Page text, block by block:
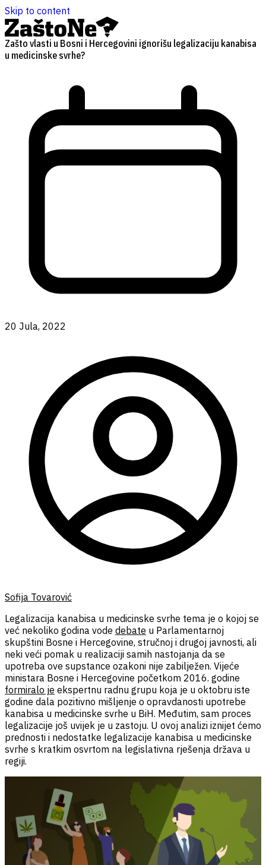
Skip to content
Zašto vlasti u Bosni i Hercegovini ignorišu legalizaciju kanabisa
u medicinske svrhe?
20 Jula, 2022
Sofija Tovarović
Legalizacija kanabisa u medicinske svrhe tema je o kojoj se
već nekoliko godina vode debate u Parlamentarnoj
skupštini Bosne i Hercegovine, stručnoj i drugoj javnosti, ali
neki veći pomak u realizaciji samih nastojanja da se
upotreba ove supstance ozakoni nije zabilježen. Vijeće
ministara Bosne i Hercegovine početkom 2016. godine
formiralo je ekspertnu radnu grupu koja je u oktobru iste
godine dala pozitivno mišljenje o opravdanosti upotrebe
kanabisa u medicinske svrhe u BiH. Međutim, sam proces
legalizacije još uvijek je u zastoju. U ovoj analizi iznijet ćemo
prednosti i nedostatke legalizacije kanabisa u medicinske
svrhe s kratkim osvrtom na legislativna rješenja država u
regiji.